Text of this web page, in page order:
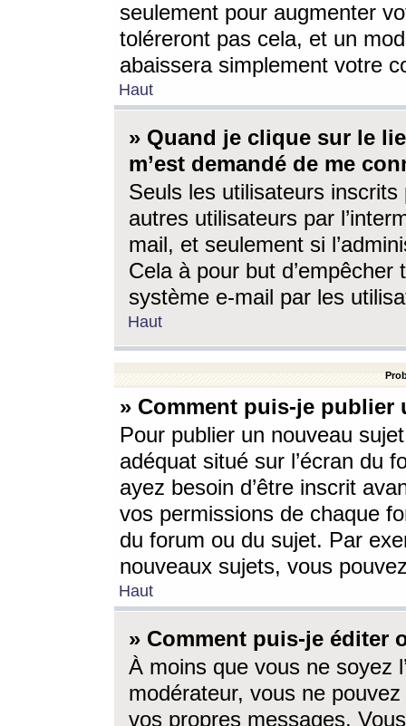
seulement pour augmenter
toléreront pas cela, et un
abaissera simplement votre
Haut
» Quand je clique sur le
m’est demandé de me
Seuls les utilisateurs
autres utilisateurs par
mail, et seulement si
Cela à pour but
système e-mail par les
Haut
» Comment puis-je
Pour publier un nouveau
adéquat situé sur l’écran du
ayez besoin d’être inscrit
vos permissions de chaque
du forum ou du sujet. Par
nouveaux sujets, vous
Haut
» Comment puis-je éditer
À moins que vous ne soyez
modérateur, vous ne
vos propres messages.